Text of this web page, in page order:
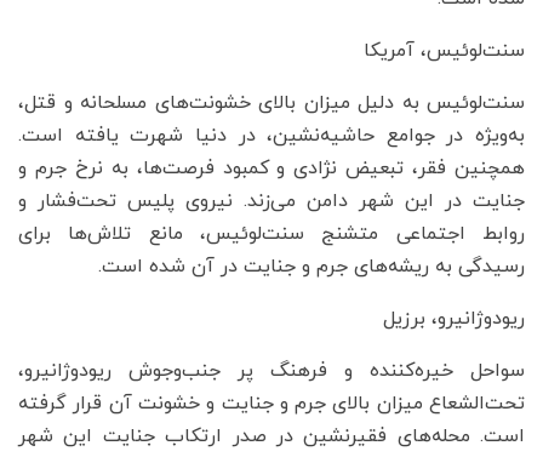
سنت‌لوئیس، آمریکا
سنت‌لوئیس به دلیل میزان بالای خشونت‌های مسلحانه و قتل،
به‌ویژه در جوامع حاشیه‌نشین، در دنیا شهرت یافته است.
همچنین فقر، تبعیض نژادی و کمبود فرصت‌ها، به نرخ جرم و
جنایت در این شهر دامن می‌زند. نیروی پلیس تحت‌فشار و
روابط اجتماعی متشنج سنت‌لوئیس، مانع تلاش‌ها برای
رسیدگی به ریشه‌های جرم و جنایت در آن شده است.
ریودوژانیرو، برزیل
سواحل خیره‌کننده و فرهنگ پر جنب‌وجوش ریودوژانیرو،
تحت‌الشعاع میزان بالای جرم و جنایت و خشونت آن قرار گرفته
است. محله‌های فقیرنشین در صدر ارتکاب جنایت این شهر